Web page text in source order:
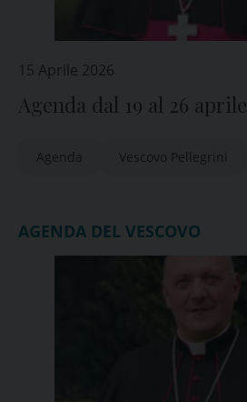
15 Aprile 2026
Agenda dal 19 al 26 aprile
Agenda Vescovo Pellegrini
AGENDA DEL VESCOVO